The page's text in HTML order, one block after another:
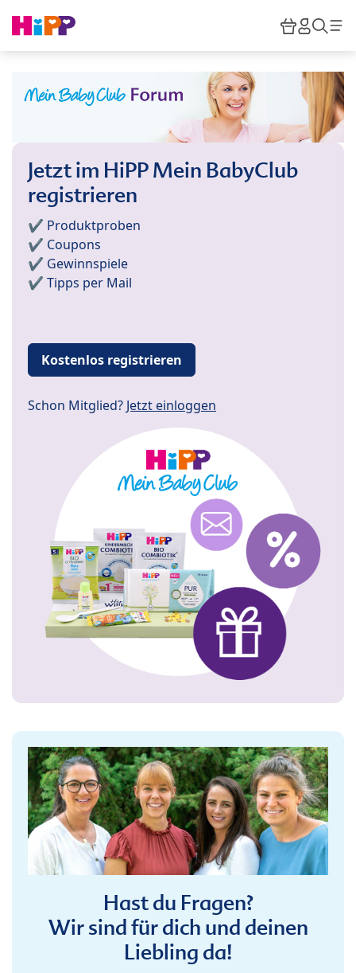
HiPP
Jetzt im HiPP Mein BabyClub
registrieren
✔️ Produktproben
✔️ Coupons
✔️ Gewinnspiele
✔️ Tipps per Mail
Kostenlos registrieren
Schon Mitglied? Jetzt einloggen
Hast du Fragen?
Wir sind für dich und deinen
Liebling da!